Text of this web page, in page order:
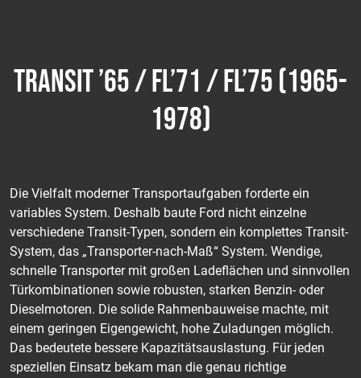
TRANSIT ’65 / FL’71 / FL’75 (1965-
1978)
Die Vielfalt moderner Transportaufgaben forderte ein
variables System. Deshalb baute Ford nicht einzelne
verschiedene Transit-Typen, sondern ein komplettes Transit-
System, das „Transporter-nach-Maß“ System. Wendige,
schnelle Transporter mit großen Ladeflächen und sinnvollen
Türkombinationen sowie robusten, starken Benzin- oder
Dieselmotoren. Die solide Rahmenbauweise machte, mit
einem geringen Eigengewicht, hohe Zuladungen möglich.
Das bedeutete bessere Kapazitätsauslastung. Für jeden
speziellen Einsatz bekam man die genau richtige